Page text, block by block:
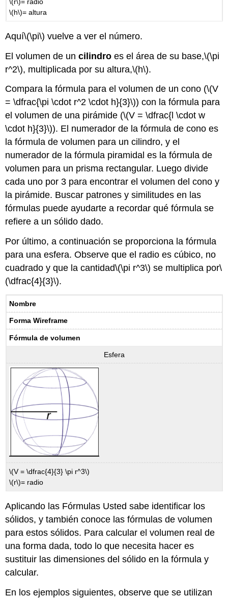
\(h\)= altura
Aquí\(\pi\) vuelve a ver el número.
El volumen de uncilindro es el área de su base,\(\pi
r^2\), multiplicada por su altura,\(h\).
Compara la fórmula para el volumen de un cono (\(V
= \dfrac{\pi \cdot r^2 \cdot h}{3}\)) con la fórmula para
el volumen de una pirámide (\(V = \dfrac{l \cdot w
\cdot h}{3}\)). El numerador de la fórmula de cono es
la fórmula de volumen para un cilindro, y el
numerador de la fórmula piramidal es la fórmula de
volumen para un prisma rectangular. Luego divide
cada uno por 3 para encontrar el volumen del cono y
la pirámide. Buscar patrones y similitudes en las
fórmulas puede ayudarte a recordar qué fórmula se
refiere a un sólido dado.
Por último, a continuación se proporciona la fórmula
para una esfera. Observe que el radio es cúbico, no
cuadrado y que la cantidad\(\pi r^3\) se multiplica por\
(\dfrac{4}{3}\).
Nombre
Forma Wireframe
Fórmula de volumen
Esfera
\(V = \dfrac{4}{3} \pi r^3\)
\(r\)= radio
Aplicando las Fórmulas Usted sabe identificar los
sólidos, y también conoce las fórmulas de volumen
para estos sólidos. Para calcular el volumen real de
una forma dada, todo lo que necesita hacer es
sustituir las dimensiones del sólido en la fórmula y
calcular.
En los ejemplos siguientes, observe que se utilizan